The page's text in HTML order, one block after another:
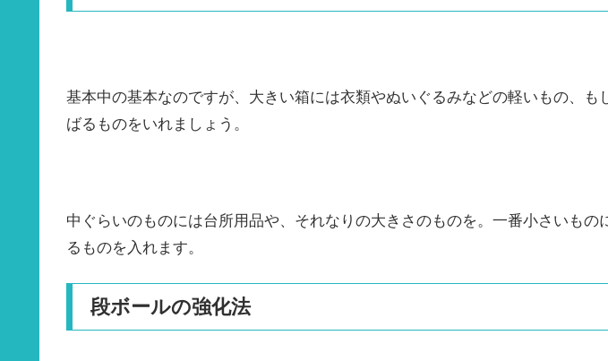
基本中の基本なのですが、大きい箱には衣類やぬいぐるみなどの軽いもの、も
ばるものをいれましょう。
中ぐらいのものには台所用品や、それなりの大きさのものを。一番小さいもの
るものを入れます。
段ボールの強化法